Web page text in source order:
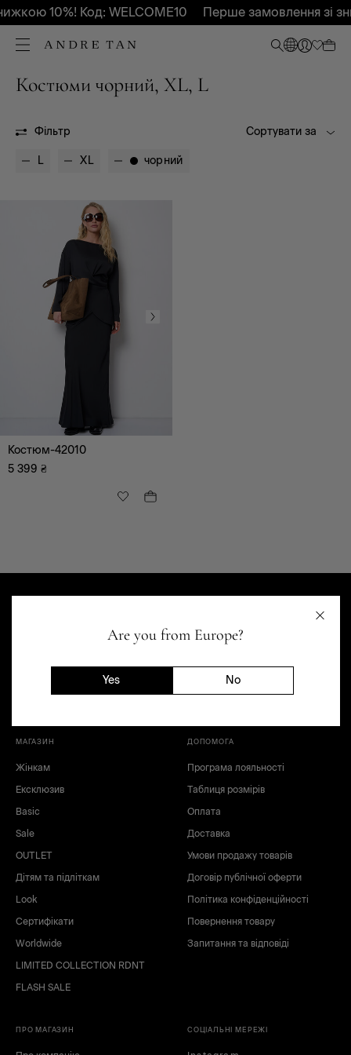
Are you from Europe?
Yes No
10%! Код: WELCOME10 Перше замовлення зі
Костюми чорний, XL, L
Фільтр
Всі Весна - Літо 2026
Верхній одяг
Комбінезони
Майки, топи
Спідниці
Сукні, сарафани
Блузи, туніки, сорочки
Брюки
Светри, гольфи,
кардігани, худі
Піджаки, жакети,
жилети
XS
M
XL
XXXL
Сортувати за
L XL чорний
Костюм-42010
5 399 ₴
МАГАЗИН
Жінкам
Ексклюзив
Basic
Sale
OUTLET
Дітям та підліткам
Look
Сертифікати
Worldwide
LIMITED COLLECTION RDNT
FLASH SALE
ДОПОМОГА
Програма лояльності
Таблиця розмірів
Оплата
Доставка
Умови продажу товарів
Договір публічної оферти
Політика конфіденційності
Повернення товару
Запитання та відповіді
ПРО МАГАЗИН СОЦІАЛЬНІ МЕРЕЖІ